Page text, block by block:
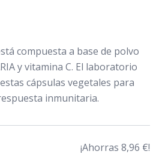
compuesta a base de polvo
y vitamina C. El laboratorio
cápsulas vegetales para
inmunitaria.
¡Ahorras 8,96 €!